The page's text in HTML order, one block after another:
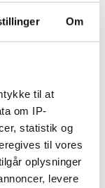
Om
til at
om IP-
statistik og
til vores
oplysninger
levere
man man
bruger det
er
forhindrer
86779